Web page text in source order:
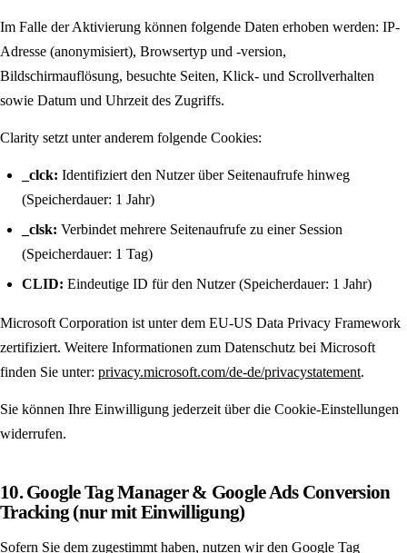
Im Falle der Aktivierung können folgende Daten erhoben werden: IP-
Adresse (anonymisiert), Browsertyp und -version,
Bildschirmauflösung, besuchte Seiten, Klick- und Scrollverhalten
sowie Datum und Uhrzeit des Zugriffs.
Clarity setzt unter anderem folgende Cookies:
_clck: Identifiziert den Nutzer über Seitenaufrufe hinweg
(Speicherdauer: 1 Jahr)
_clsk: Verbindet mehrere Seitenaufrufe zu einer Session
(Speicherdauer: 1 Tag)
CLID: Eindeutige ID für den Nutzer (Speicherdauer: 1 Jahr)
Microsoft Corporation ist unter dem EU-US Data Privacy Framework
zertifiziert. Weitere Informationen zum Datenschutz bei Microsoft
finden Sie unter: privacy.microsoft.com/de-de/privacystatement.
Sie können Ihre Einwilligung jederzeit über die Cookie-Einstellungen
widerrufen.
10. Google Tag Manager & Google Ads Conversion
Tracking (nur mit Einwilligung)
Sofern Sie dem zugestimmt haben, nutzen wir den Google Tag